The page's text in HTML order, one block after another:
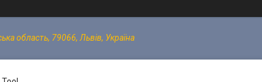
область, 79066, Львів, Україна